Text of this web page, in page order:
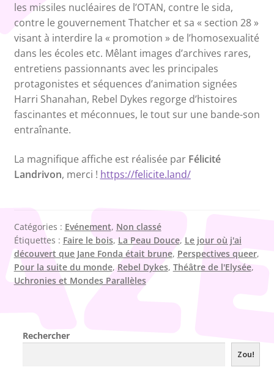
les missiles nucléaires de l’OTAN, contre le sida,
contre le gouvernement Thatcher et sa « section 28 »
visant à interdire la « promotion » de l’homosexualité
dans les écoles etc. Mêlant images d’archives rares,
entretiens passionnants avec les principales
protagonistes et séquences d’animation signées
Harri Shanahan, Rebel Dykes regorge d’histoires
fascinantes et méconnues, le tout sur une bande-son
entraînante.
La magnifique affiche est réalisée par Félicité
Landrivon, merci ! https://felicite.land/
Catégories : Evénement, Non classé
Étiquettes : Faire le bois, La Peau Douce, Le jour où j'ai
découvert que Jane Fonda était brune, Perspectives queer,
Pour la suite du monde, Rebel Dykes, Théâtre de l'Elysée,
Uchronies et Mondes Parallèles
Rechercher
Zou!